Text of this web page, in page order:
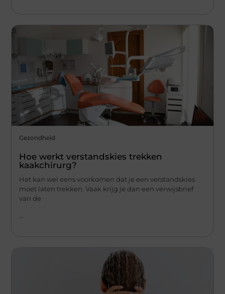
Gezondheid
Hoe werkt verstandskies trekken
kaakchirurg?
Het kan wel eens voorkomen dat je een verstandskies
moet laten trekken. Vaak krijg je dan een verwijsbrief
van de